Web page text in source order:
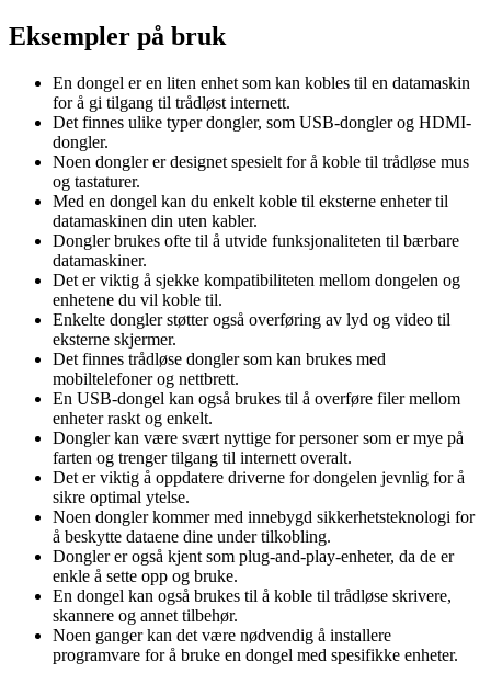
Eksempler på bruk
En dongel er en liten enhet som kan kobles til en datamaskin
for å gi tilgang til trådløst internett.
Det finnes ulike typer dongler, som USB-dongler og HDMI-
dongler.
Noen dongler er designet spesielt for å koble til trådløse mus
og tastaturer.
Med en dongel kan du enkelt koble til eksterne enheter til
datamaskinen din uten kabler.
Dongler brukes ofte til å utvide funksjonaliteten til bærbare
datamaskiner.
Det er viktig å sjekke kompatibiliteten mellom dongelen og
enhetene du vil koble til.
Enkelte dongler støtter også overføring av lyd og video til
eksterne skjermer.
Det finnes trådløse dongler som kan brukes med
mobiltelefoner og nettbrett.
En USB-dongel kan også brukes til å overføre filer mellom
enheter raskt og enkelt.
Dongler kan være svært nyttige for personer som er mye på
farten og trenger tilgang til internett overalt.
Det er viktig å oppdatere driverne for dongelen jevnlig for å
sikre optimal ytelse.
Noen dongler kommer med innebygd sikkerhetsteknologi for
å beskytte dataene dine under tilkobling.
Dongler er også kjent som plug-and-play-enheter, da de er
enkle å sette opp og bruke.
En dongel kan også brukes til å koble til trådløse skrivere,
skannere og annet tilbehør.
Noen ganger kan det være nødvendig å installere
programvare for å bruke en dongel med spesifikke enheter.